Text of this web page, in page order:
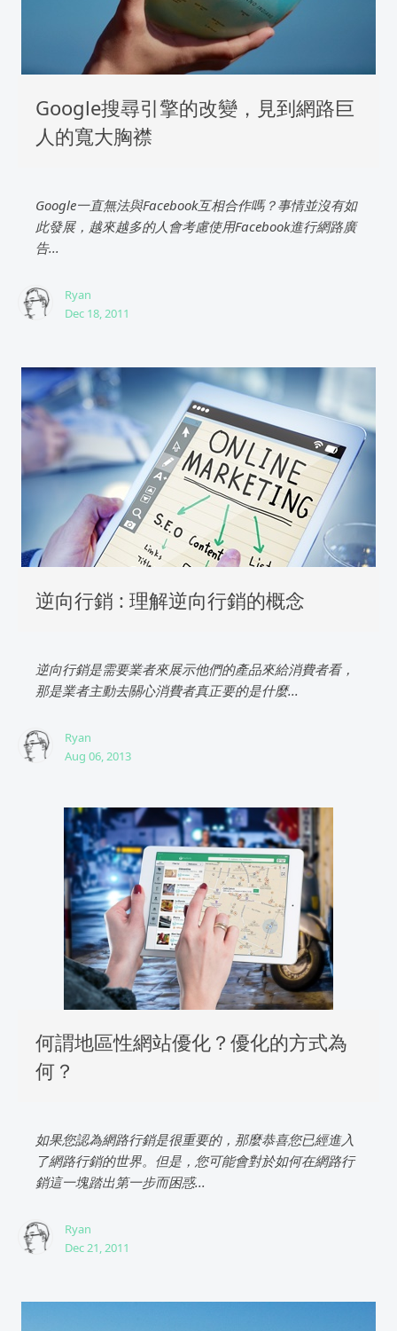
Google搜尋引擎的改變，見到網路巨
人的寬大胸襟
Google一直無法與Facebook互相合作嗎？事情並沒有如
此發展，越來越多的人會考慮使用Facebook進行網路廣
告...
Ryan
Dec 18, 2011
逆向行銷 : 理解逆向行銷的概念
逆向行銷是需要業者來展示他們的產品來給消費者看，
那是業者主動去關心消費者真正要的是什麼...
Ryan
Aug 06, 2013
何謂地區性網站優化？優化的方式為
何？
如果您認為網路行銷是很重要的，那麼恭喜您已經進入
了網路行銷的世界。但是，您可能會對於如何在網路行
銷這一塊踏出第一步而困惑...
Ryan
Dec 21, 2011